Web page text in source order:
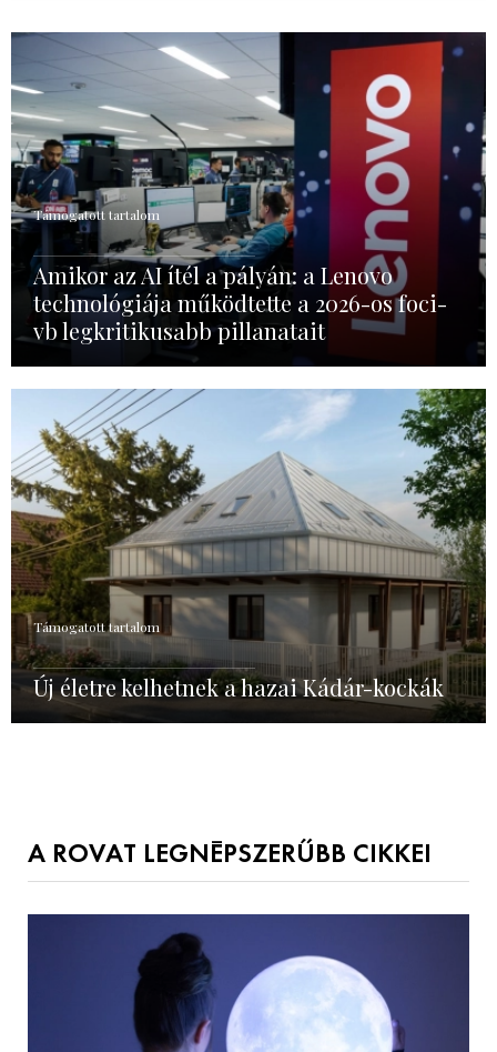
Támogatott tartalom
Amikor az AI ítél a pályán: a Lenovo
technológiája működtette a 2026-os foci-
vb legkritikusabb pillanatait
Támogatott tartalom
Új életre kelhetnek a hazai Kádár-kockák
A ROVAT LEGNÉPSZERŰBB CIKKEI